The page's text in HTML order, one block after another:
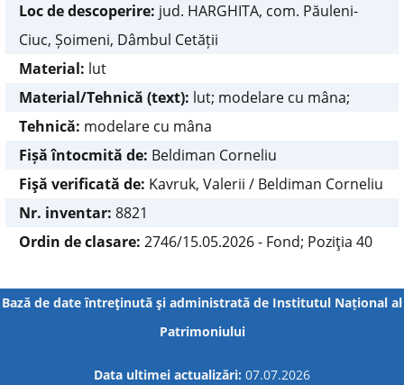
Loc de descoperire: jud. HARGHITA, com. Păuleni-
Ciuc, Șoimeni, Dâmbul Cetății
Material: lut
Material/Tehnică (text): lut; modelare cu mâna;
Tehnică: modelare cu mâna
Fișă întocmită de: Beldiman Corneliu
Fişă verificată de: Kavruk, Valerii / Beldiman Corneliu
Nr. inventar: 8821
Ordin de clasare: 2746/15.05.2026 - Fond; Poziţia 40
Bază de date întreţinută şi administrată de Institutul Național al
Patrimoniului
Data ultimei actualizări: 07.07.2026